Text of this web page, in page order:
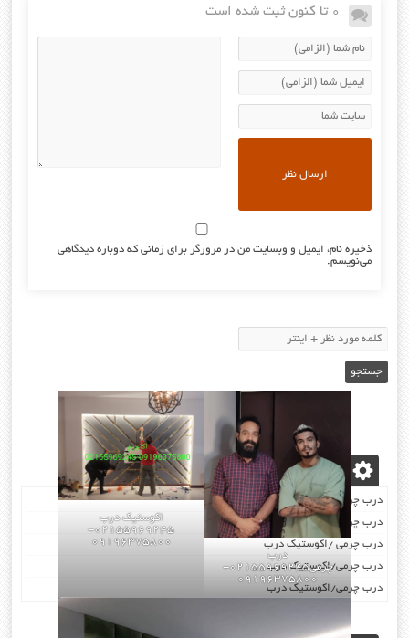
0 تا کنون ثبت شده است
ذخیره نام، ایمیل و وبسایت من در مرورگر برای زمانی که دوباره دیدگاهی
می‌نویسم.
درب
چرمی02155969245-
09196375800
اکوستیک درب
02155969245-
09196375800
نوشته‌های تازه
درب چرمی/اکوستیک درب
درب چرمی/اکوستیک درب
درب چرمی /اکوستیک درب
درب چرمی/اکوستیک درب
درب چرمی/اکوستیک درب